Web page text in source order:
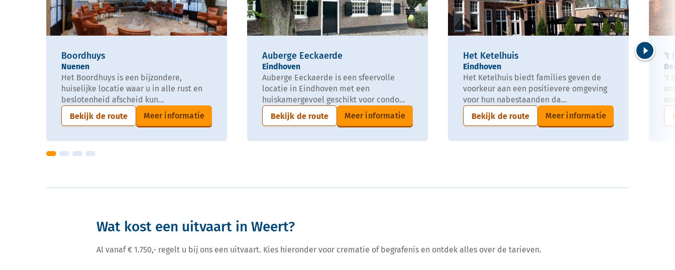
Boordhuys
Nuenen
Het Boordhuys is een bijzondere,
huiselijke locatie waar u in alle rust en
beslotenheid afscheid kun...
Bekijk de route
Meer informatie
Auberge Eeckaerde
Eindhoven
Auberge Eeckaerde is een sfeervolle
locatie in Eindhoven met een
huiskamergevoel geschikt voor condo...
Bekijk de route
Meer informatie
Het Ketelhuis
Eindhoven
Het Ketelhuis biedt families geven de
voorkeur aan een positievere omgeving
voor hun nabestaanden da...
Bekijk de route
Meer informatie
‘t
't
Volgende
Wat kost een uitvaart in Weert?
Al vanaf € 1.750,- regelt u bij ons een uitvaart. Kies hieronder voor crematie of begrafenis en ontdek alles over de tarieven.